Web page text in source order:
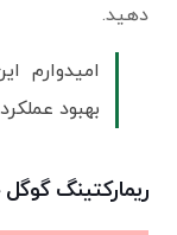
دهید.
امیدوارم
بهبود
ریمارکتینگ گوگل